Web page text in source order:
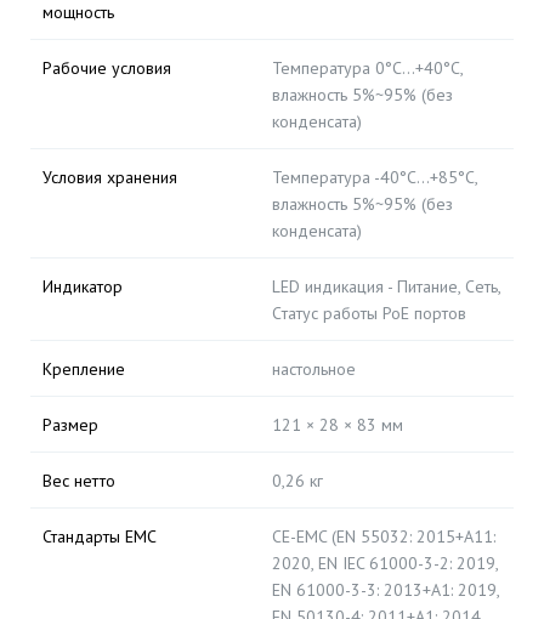
мощность
Рабочие условия
Температура 0°C...+40°C,
влажность 5%~95% (без
конденсата)
Условия хранения
Температура -40°C...+85°C,
влажность 5%~95% (без
конденсата)
Индикатор
LED индикация - Питание, Сеть,
Cтатус работы PoE портов
Крепление настольное
Размер 121 × 28 × 83 мм
Вес нетто 0,26 кг
Стандарты EMC
CE-EMC (EN 55032: 2015+A11:
2020, EN IEC 61000-3-2: 2019,
EN 61000-3-3: 2013+A1: 2019,